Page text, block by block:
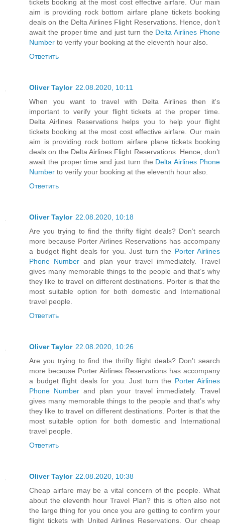
tickets booking at the most cost effective airfare. Our main
aim is providing rock bottom airfare plane tickets booking
deals on the Delta Airlines Flight Reservations. Hence, don’t
await the proper time and just turn the Delta Airlines Phone
Number to verify your booking at the eleventh hour also.
Ответить
Oliver Taylor 22.08.2020, 10:11
When you want to travel with Delta Airlines then it's
important to verify your flight tickets at the proper time.
Delta Airlines Reservations helps you to help your flight
tickets booking at the most cost effective airfare. Our main
aim is providing rock bottom airfare plane tickets booking
deals on the Delta Airlines Flight Reservations. Hence, don’t
await the proper time and just turn the Delta Airlines Phone
Number to verify your booking at the eleventh hour also.
Ответить
Oliver Taylor 22.08.2020, 10:18
Are you trying to find the thrifty flight deals? Don’t search
more because Porter Airlines Reservations has accompany
a budget flight deals for you. Just turn the Porter Airlines
Phone Number and plan your travel immediately. Travel
gives many memorable things to the people and that’s why
they like to travel on different destinations. Porter is that the
most suitable option for both domestic and International
travel people.
Ответить
Oliver Taylor 22.08.2020, 10:26
Are you trying to find the thrifty flight deals? Don’t search
more because Porter Airlines Reservations has accompany
a budget flight deals for you. Just turn the Porter Airlines
Phone Number and plan your travel immediately. Travel
gives many memorable things to the people and that’s why
they like to travel on different destinations. Porter is that the
most suitable option for both domestic and International
travel people.
Ответить
Oliver Taylor 22.08.2020, 10:38
Cheap airfare may be a vital concern of the people. What
about the eleventh hour Travel Plan? this is often also not
the large thing for you once you are getting to confirm your
flight tickets with United Airlines Reservations. Our cheap